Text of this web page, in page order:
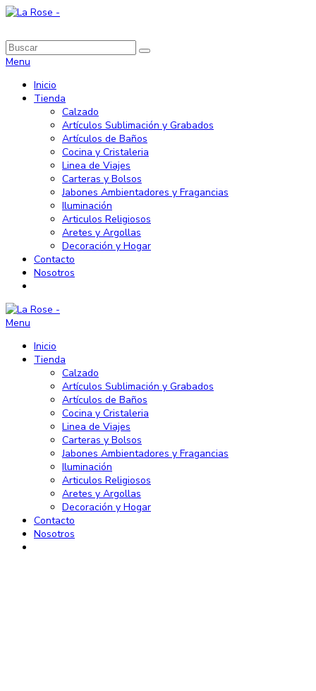
Menu
Inicio
Tienda
Calzado
Artículos Sublimación y Grabados
Artículos de Baños
Cocina y Cristaleria
Linea de Viajes
Carteras y Bolsos
Jabones Ambientadores y Fragancias
Iluminación
Articulos Religiosos
Aretes y Argollas
Decoración y Hogar
Contacto
Nosotros
Menu
Inicio
Tienda
Calzado
Artículos Sublimación y Grabados
Artículos de Baños
Cocina y Cristaleria
Linea de Viajes
Carteras y Bolsos
Jabones Ambientadores y Fragancias
Iluminación
Articulos Religiosos
Aretes y Argollas
Decoración y Hogar
Contacto
Nosotros